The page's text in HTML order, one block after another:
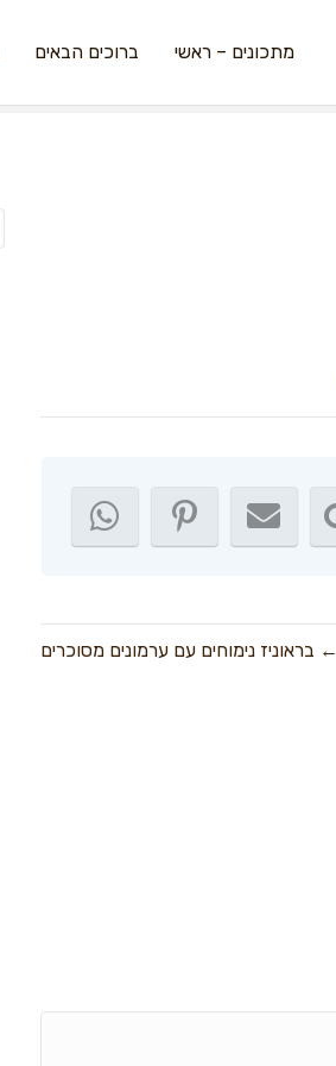
מתכונים – ראשי ברוכים הבאים
← בראוניז נימוחים עם ערמונים מסוכרים